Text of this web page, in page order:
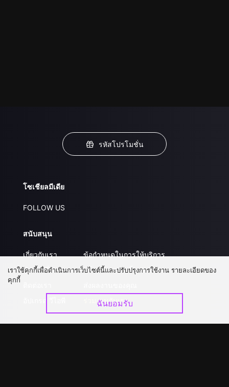
รหัสโปรโมชั่น
โซเชียลมีเดีย
FOLLOW US
สนับสนุน
เกี่ยวกับเรา
คำถามที่พบบ่อย
ข้อกำหนดในการให้บริการ
นโยบายความเป็นส่วนตัว
ร่วมงานกับเรา
เราใช้คุกกี้เพื่อดำเนินการเว็บไซต์นี้และปรับปรุงการใช้งาน รายละเอียดของ
คุกกี้
ฉันยอมรับ